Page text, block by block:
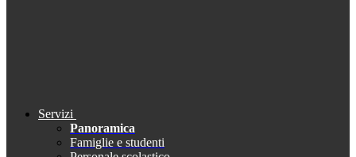
Servizi
Panoramica
Famiglie e studenti